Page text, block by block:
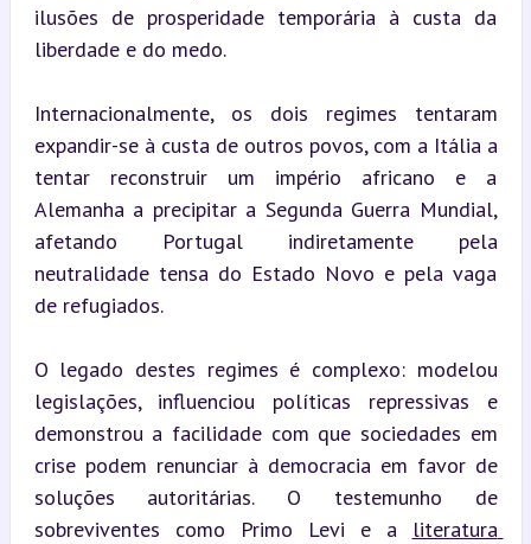
ilusões de prosperidade temporária à custa da
liberdade e do medo.
Internacionalmente, os dois regimes tentaram
expandir-se à custa de outros povos, com a Itália a
tentar reconstruir um império africano e a
Alemanha a precipitar a Segunda Guerra Mundial,
afetando Portugal indiretamente pela
neutralidade tensa do Estado Novo e pela vaga
de refugiados.
O legado destes regimes é complexo: modelou
legislações, influenciou políticas repressivas e
demonstrou a facilidade com que sociedades em
crise podem renunciar à democracia em favor de
soluções autoritárias. O testemunho de
sobreviventes como Primo Levi e a
literatura